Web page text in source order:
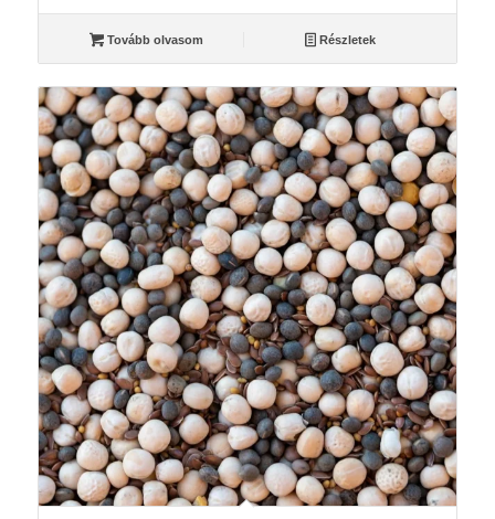
Tovább olvasom Részletek